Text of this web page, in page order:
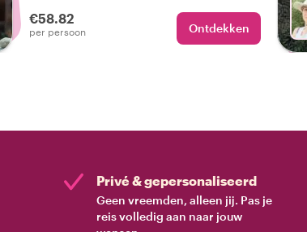
fotografie-liefhebbers!
€58.82
per persoon Ontdekken
Privé & gepersonaliseerd
Geen vreemden, alleen jij. Pas je
reis volledig aan naar jouw